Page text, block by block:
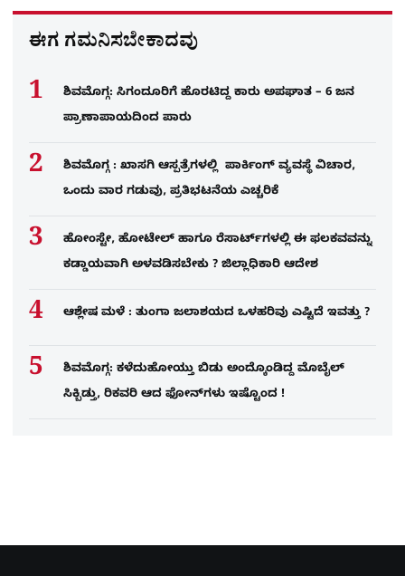
ಈಗ ಗಮನಿಸಬೇಕಾದವು
ಶಿವಮೊಗ್ಗ: ಸಿಗಂದೂರಿಗೆ ಹೊರಟಿದ್ದ ಕಾರು ಅಪಘಾತ – 6 ಜನ
ಪ್ರಾಣಾಪಾಯದಿಂದ ಪಾರು
ಶಿವಮೊಗ್ಗ : ಖಾಸಗಿ ಆಸ್ಪತ್ರೆಗಳಲ್ಲಿ ಪಾರ್ಕಿಂಗ್​ ವ್ಯವಸ್ಥೆ ವಿಚಾರ,
ಒಂದು ವಾರ ಗಡುವು, ಪ್ರತಿಭಟನೆಯ ಎಚ್ಚರಿಕೆ
ಹೋಂಸ್ಟೇ, ಹೋಟೇಲ್ ಹಾಗೂ ರೆಸಾರ್ಟ್‌ಗಳಲ್ಲಿ ಈ ಫಲಕವವನ್ನು
ಕಡ್ಡಾಯವಾಗಿ ಅಳವಡಿಸಬೇಕು ? ಜಿಲ್ಲಾಧಿಕಾರಿ ಆದೇಶ
ಆಶ್ಲೇಷ ಮಳೆ : ತುಂಗಾ ಜಲಾಶಯದ ಒಳಹರಿವು ಎಷ್ಟಿದೆ ಇವತ್ತು ?
ಶಿವಮೊಗ್ಗ: ಕಳೆದುಹೋಯ್ತು ಬಿಡು ಅಂದ್ಕೊಂಡಿದ್ದ ಮೊಬೈಲ್​
ಸಿಕ್ಬಿಡ್ತು, ರಿಕವರಿ ಆದ ಫೋನ್​ಗಳು​ ಇಷ್ಟೊಂದ !